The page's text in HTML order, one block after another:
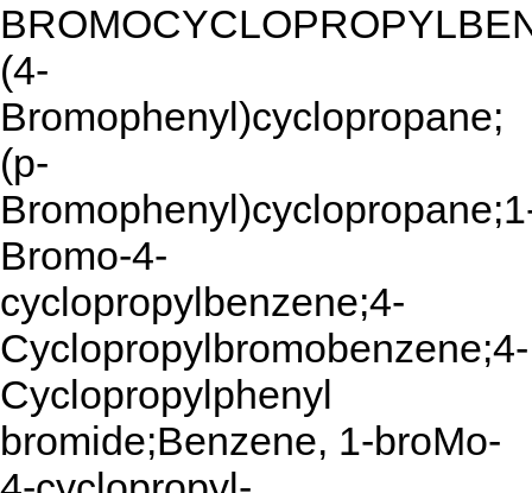
(4-
Bromophenyl)cyclopropane;
(p-
Bromo-4-
cyclopropylbenzene;4-
Cyclopropylbromobenzene;4-
Cyclopropylphenyl
bromide;Benzene, 1-broMo-